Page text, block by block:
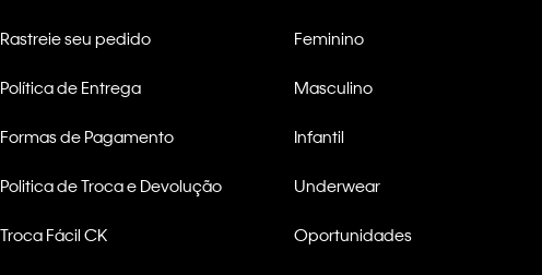
Rastreie seu pedido
Política de Entrega
Formas de Pagamento
Politica de Troca e Devolução
Troca Fácil CK
Feminino
Masculino
Infantil
Underwear
Oportunidades